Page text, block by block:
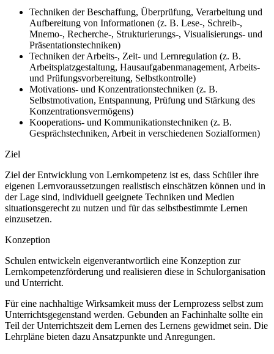
Techniken der Beschaffung, Überprüfung, Verarbeitung und
Aufbereitung von Informationen (z. B. Lese-, Schreib-,
Mnemo-, Recherche-, Strukturierungs-, Visualisierungs- und
Präsentationstechniken)
Techniken der Arbeits-, Zeit- und Lernregulation (z. B.
Arbeitsplatzgestaltung, Hausaufgabenmanagement, Arbeits-
und Prüfungsvorbereitung, Selbstkontrolle)
Motivations- und Konzentrationstechniken (z. B.
Selbstmotivation, Entspannung, Prüfung und Stärkung des
Konzentrationsvermögens)
Kooperations- und Kommunikationstechniken (z. B.
Gesprächstechniken, Arbeit in verschiedenen Sozialformen)
Ziel
Ziel der Entwicklung von Lernkompetenz ist es, dass Schüler ihre
eigenen Lernvoraussetzungen realistisch einschätzen können und in
der Lage sind, individuell geeignete Techniken und Medien
situationsgerecht zu nutzen und für das selbstbestimmte Lernen
einzusetzen.
Konzeption
Schulen entwickeln eigenverantwortlich eine Konzeption zur
Lernkompetenzförderung und realisieren diese in Schulorganisation
und Unterricht.
Für eine nachhaltige Wirksamkeit muss der Lernprozess selbst zum
Unterrichtsgegenstand werden. Gebunden an Fachinhalte sollte ein
Teil der Unterrichtszeit dem Lernen des Lernens gewidmet sein. Die
Lehrpläne bieten dazu Ansatzpunkte und Anregungen.